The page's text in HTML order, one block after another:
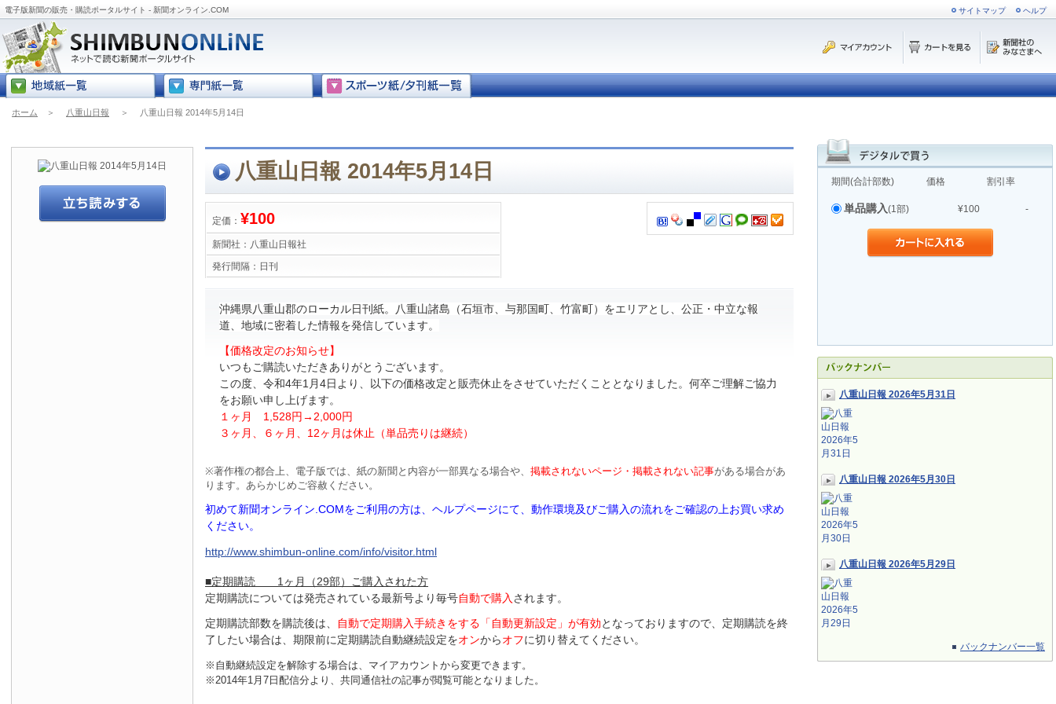
電子版新聞の販売・購読ポータルサイト - 新聞オンライン.COM サイトマップ ヘルプ
ホーム ＞ 八重山日報 ＞ 八重山日報 2014年5月14日
期間(合計部数) 価格 割引率
単品購入(1部) ¥100 -
八重山日報 2026年5月31日
八重山日報 2026年5月30日
八重山日報 2026年5月29日
バックナンバー一覧
八重山日報 2014年5月14日
定価： ¥100
新聞社： 八重山日報社
発行間隔： 日刊
沖縄県八重山郡のローカル日刊紙。八重山諸島（石垣市、与那国町、竹富町）をエリアとし、公正・中立な報
道、地域に密着した情報を発信しています。
【価格改定のお知らせ】
いつもご購読いただきありがとうございます。
この度、令和4年1月4日より、以下の価格改定と販売休止をさせていただくこととなりました。何卒ご理解ご協力
をお願い申し上げます。
１ヶ月 1,528円 →2,000円
３ヶ月、６ヶ月、 12ヶ月は休止（単品売りは継続）
※著作権の都合上、電子版では、紙の新聞と内容が一部異なる場合や、 掲載されないページ・掲載されない記事がある場合があ
ります。あらかじめご容赦ください。
初めて新聞オンライン.COMをご利用の方は、ヘルプページにて、動作環境及びご購入の流れをご確認の上お買い求め
ください。
http://www.shimbun-online.com/info/visitor.html
■定期購読 1ヶ月（29部）
ご購入された方
定期購読については発売されている最新号より毎号自動で購入 されます。
定期購読部数を購読後は、 自動で定期購入手続きをする「自動更新設定」が有効となっておりますので、定期購読を終
了したい場合は、期限前に定期購読自動継続設定をオンからオフに切り替えてください。
※自動継続設定を解除する場合は、マイアカウントから変更できます。
※2014年1月7日配信分より、共同通信社の記事が閲覧可能となりました。